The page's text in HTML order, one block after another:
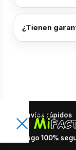
¿Tienen
×
Encuentra lo
segundos
Envíos rápidos
Pago 100%